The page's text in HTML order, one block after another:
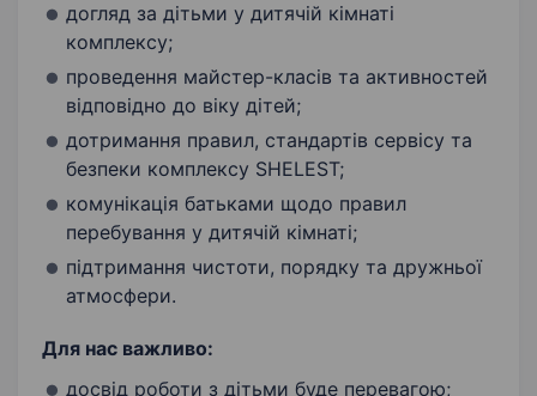
догляд за дітьми у дитячій кімнаті
комплексу;
проведення майстер-класів та активностей
відповідно до віку дітей;
дотримання правил, стандартів сервісу та
безпеки комплексу SHELEST;
комунікація батьками щодо правил
перебування у дитячій кімнаті;
підтримання чистоти, порядку та дружньої
атмосфери.
Для нас важливо:
досвід роботи з дітьми буде перевагою;